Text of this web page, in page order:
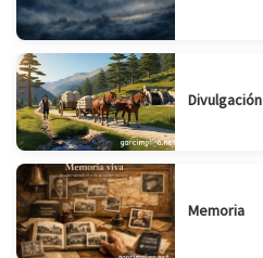
Divulgación
Memoria